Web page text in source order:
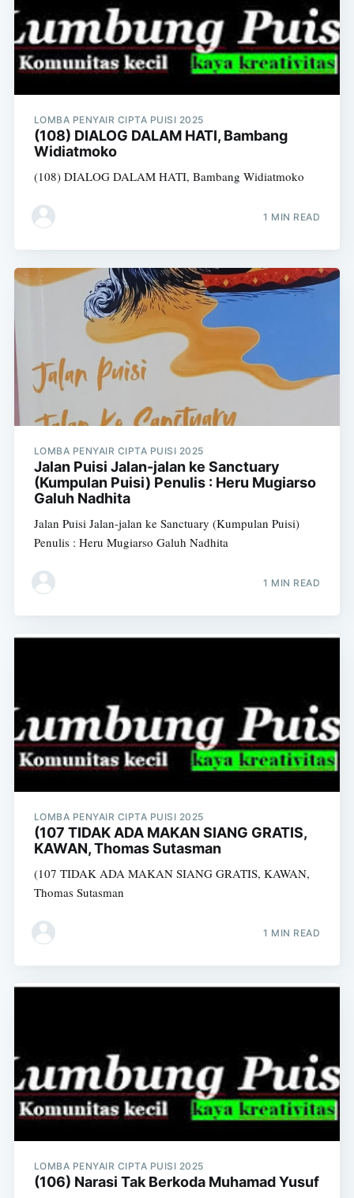
LOMBA PENYAIR CIPTA PUISI 2025
(108) DIALOG DALAM HATI, Bambang
Widiatmoko
(108) DIALOG DALAM HATI, Bambang Widiatmoko
1 MIN READ
LOMBA PENYAIR CIPTA PUISI 2025
Jalan Puisi Jalan-jalan ke Sanctuary
(Kumpulan Puisi) Penulis : Heru Mugiarso
Galuh Nadhita
Jalan Puisi Jalan-jalan ke Sanctuary (Kumpulan Puisi)
Penulis : Heru Mugiarso Galuh Nadhita
1 MIN READ
LOMBA PENYAIR CIPTA PUISI 2025
(107 TIDAK ADA MAKAN SIANG GRATIS,
KAWAN, Thomas Sutasman
(107 TIDAK ADA MAKAN SIANG GRATIS, KAWAN,
Thomas Sutasman
1 MIN READ
LOMBA PENYAIR CIPTA PUISI 2025
(106) Narasi Tak Berkoda Muhamad Yusuf